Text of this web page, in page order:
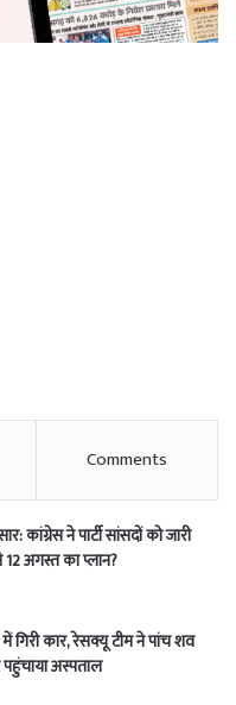
Comments
ने पार्टी सांसदों को जारी
12 अगस्त का प्लान?
गिरी कार, रेसक्यू टीम ने पांच शव
अस्पताल